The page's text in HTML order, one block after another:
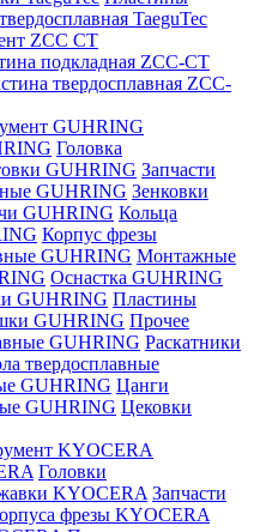
TaeguTec
ZCС CT
подкладная ZCC-CT
твердосплавная ZCC-
GUHRING
Головка
GUHRING Запчасти
GUHRING Зенковки
GUHRING Кольца
Корпус фрезы
GUHRING Монтажные
Оснастка GUHRING
GUHRING Пластины
GUHRING Прочее
GUHRING Раскатники
твердосплавные
GUHRING Цанги
GUHRING Цековки
KYOCERA
Головки
KYOCERA Запчасти
фрезы KYOCERA